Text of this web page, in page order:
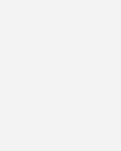
mit dem ERE
von uns
gebündelt und